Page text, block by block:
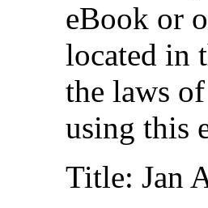
eBook or
located in
the laws
using this
Title: Jan